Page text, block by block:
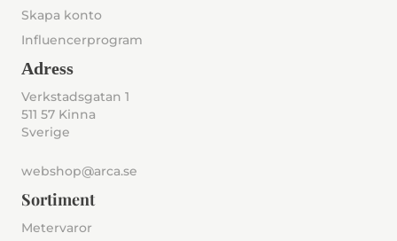
Skapa konto
Influencerprogram
Adress
Verkstadsgatan 1
511 57 Kinna
Sverige
webshop@arca.se
Sortiment
Metervaror